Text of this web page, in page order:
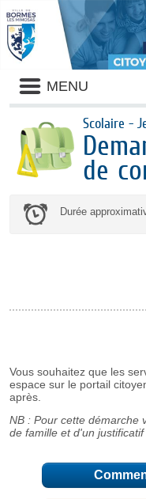
Liste
des
avertissements
MENU
Scolaire -
de
Durée